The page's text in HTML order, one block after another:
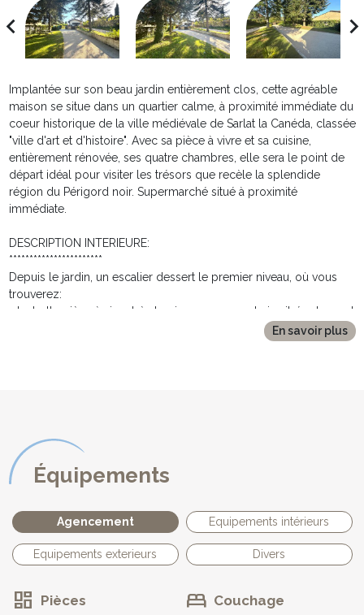
Implantée sur son beau jardin entièrement clos, cette agréable
maison se situe dans un quartier calme, à proximité immédiate du
coeur historique de la ville médiévale de Sarlat la Canéda, classée
"ville d'art et d'histoire". Avec sa pièce à vivre et sa cuisine,
entièrement rénovée, ses quatre chambres, elle sera le point de
départ idéal pour visiter les trésors que recèle la splendide
région du Périgord noir. Supermarché situé à proximité
immédiate.
DESCRIPTION INTERIEURE:
***********************
Depuis le jardin, un escalier dessert le premier niveau, où vous
trouverez:
- La belle pièce à vivre très lumineuse avec sa baie vitrée donnant
sur la grande terrasse et ses nombreuses fenêtres. Elle
un four électrique, quatre plaques vitro-céramique, un lave
vaisselle, un four micro-ondes, un grille-pain, une bouilloire, deux
cafetières.
réfrigérateur avec partie congélateur, lave-linge. Une porte donne
accès au jardin.
Depuis le salon, un escalier accède au second niveau, où se
- Une première chambre avec un lit double(160 cm), un placard-
En savoir plus
Équipements
Agencement Equipements intérieurs
Equipements exterieurs Divers
Pièces Couchage